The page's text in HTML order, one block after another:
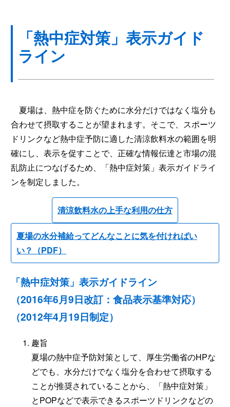
「熱中症対策」表示ガイド
ライン
夏場は、熱中症を防ぐために水分だけではなく塩分も
合わせて摂取することが望まれます。そこで、スポーツ
ドリンクなど熱中症予防に適した清涼飲料水の範囲を明
確にし、表示を促すことで、正確な情報伝達と市場の混
乱防止につなげるため、「熱中症対策」表示ガイドライ
ンを制定しました。
清涼飲料水の上手な利用の仕方
夏場の水分補給ってどんなことに気を付ければい
い？（PDF）
「熱中症対策」表示ガイドライン
（2016年6月9日改訂：食品表示基準対応）
（2012年4月19日制定）
趣旨
夏場の熱中症予防対策として、厚生労働省のHPな
どでも、水分だけでなく塩分を合わせて摂取する
ことが推奨されていることから、「熱中症対策」
とPOPなどで表示できるスポーツドリンクなどの